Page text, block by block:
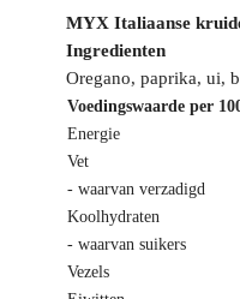
MYX Italiaanse
Ingredienten
Oregano, paprika, ui,
Voedingswaarde per
Energie
Vet
- waarvan verzadigd
Koolhydraten
- waarvan suikers
Vezels